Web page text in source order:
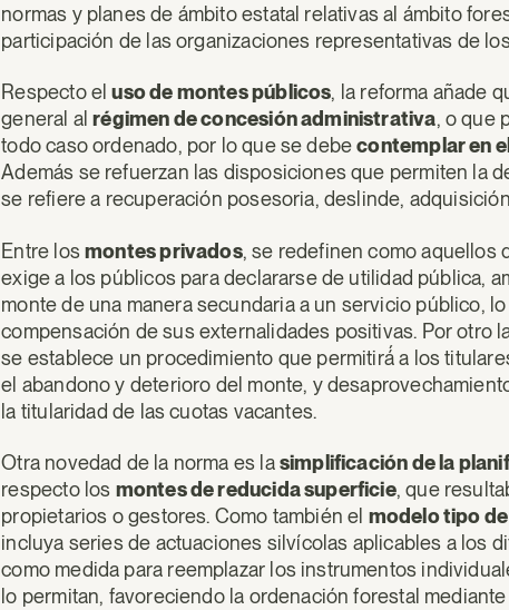
normas y planes de ámbito estatal relativas al ámbito
participación de las organizaciones representativas de
Respecto eluso de montes públicos, la reforma añade
general alrégimen de concesión administrativa, o que
todo caso ordenado, por lo que se debecontemplar en
Además se refuerzan las disposiciones que permiten la
se refiere a recuperación posesoria, deslinde,
Entre losmontes privados, se redefinen como aquellos
exige a los públicos para declararse de utilidad pública,
monte de una manera secundaria a un servicio público,
compensación de sus externalidades positivas. Por otro
se establece un procedimiento que permitirá́ a los
el abandono y deterioro del monte, y
la titularidad de las cuotas vacantes.
Otra novedad de la norma es lasimplificación de la
respecto los montes de reducida superficie, que
propietarios o gestores. Como también el modelo tipo
incluya series de actuaciones silvícolas aplicables a los
como medida para reemplazar los instrumentos
lo permitan, favoreciendo la ordenación forestal